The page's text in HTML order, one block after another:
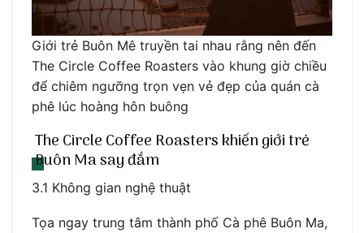
Giới trẻ Buôn Mê truyền tai nhau rằng nên đến
The Circle Coffee Roasters vào khung giờ chiều
để chiêm ngưỡng trọn vẹn vẻ đẹp của quán cà
phê lúc hoàng hôn buông
The Circle Coffee Roasters khiến giới trẻ
Buôn Ma say đắm
3.1 Không gian nghệ thuật
Tọa ngay trung tâm thành phố Cà phê Buôn Ma,